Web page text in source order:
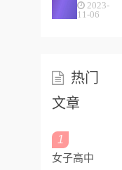
意，10
的女...
2023-
11-06
热门
文章
1
女子高中